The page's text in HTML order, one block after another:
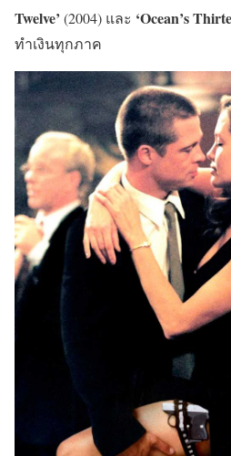
Twelve’ (2004) และ ‘Ocean’s
ทำเงินทุกภาค